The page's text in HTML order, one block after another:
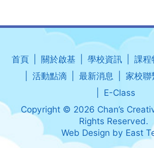
首頁 關於啟基 學校資訊 課程
活動點滴
最新消息 家校聯
E-Class
Copyright © 2026 Chan’s
Rights Reserved.
Web Design by East